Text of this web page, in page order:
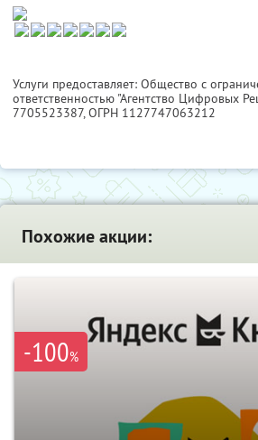
Услуги предоставляет: Общество с
ответственностью "Агентство Цифровых
7705523387, ОГРН 1127747063212
Похожие акции:
-100%